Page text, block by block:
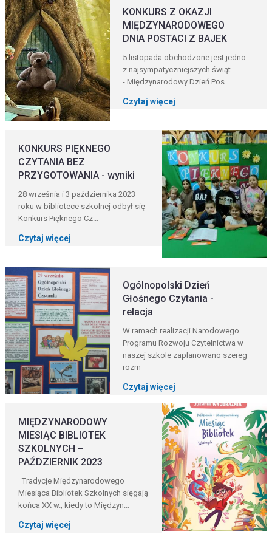
KONKURS Z OKAZJI
MIĘDZYNARODOWEGO
DNIA POSTACI Z BAJEK
5 listopada obchodzone jest jedno
z najsympatyczniejszych świąt
- Międzynarodowy Dzień Pos...
Czytaj więcej
KONKURS PIĘKNEGO
CZYTANIA BEZ
PRZYGOTOWANIA - wyniki
28 września i 3 października 2023
roku w bibliotece szkolnej odbył się
Konkurs Pięknego Cz...
Czytaj więcej
Ogólnopolski Dzień
Głośnego Czytania -
relacja
W ramach realizacji Narodowego
Programu Rozwoju Czytelnictwa w
naszej szkole zaplanowano szereg
rozm
Czytaj więcej
MIĘDZYNARODOWY
MIESIĄC BIBLIOTEK
SZKOLNYCH –
PAŹDZIERNIK 2023
Tradycje Międzynarodowego
Miesiąca Bibliotek Szkolnych sięgają
końca XX w., kiedy to Międzyn...
Czytaj więcej